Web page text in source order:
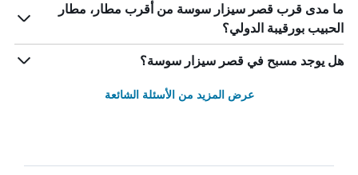
ما مدى قرب قصر سيزار سوسة من أقرب مطار، مطار
الحبيب بورقيبة الدولي؟
هل يوجد مسبح في قصر سيزار سوسة؟
عرض المزيد من الأسئلة الشائعة